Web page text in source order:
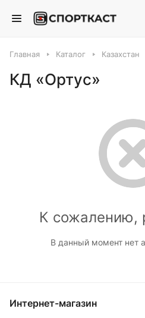
Главная Каталог Казахстан
КД «Ортус»
К сожалению,
В данный момент нет
Интернет-магазин